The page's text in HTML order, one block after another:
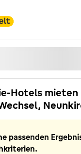
Hotels mieten
passenden